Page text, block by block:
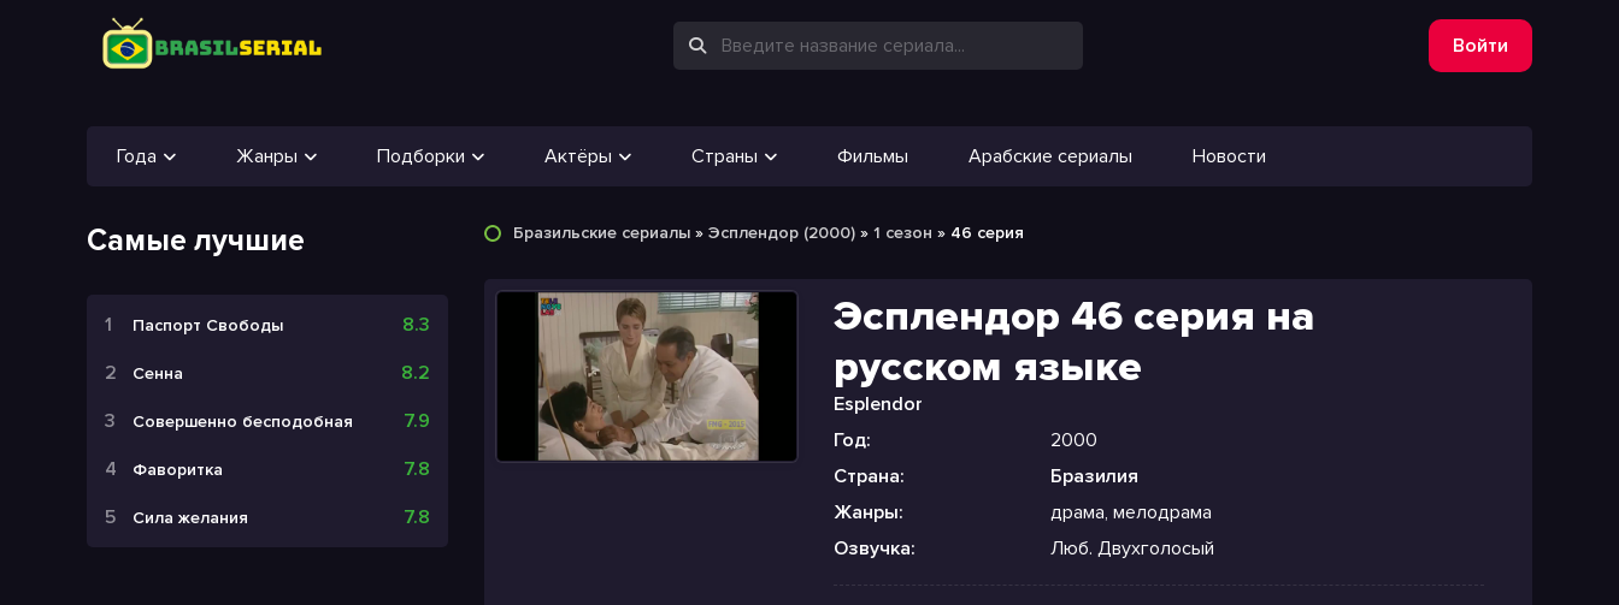
Войти
Года Жанры Подборки Актёры Страны Фильмы Арабские сериалы Новости
Самые лучшие
Паспорт Свободы 8.3
Сенна 8.2
Совершенно бесподобная 7.9
Фаворитка 7.8
Сила желания 7.8
Бразильские сериалы » Эсплендор (2000) » 1 сезон » 46 серия
Эсплендор 46 серия на
русском языке
Esplendor
Год:
2000
Страна:
Бразилия
Жанры:
драма, мелодрама
Озвучка:
Люб. Двухголосый